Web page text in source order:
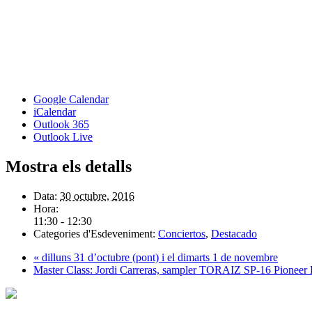
Google Calendar
iCalendar
Outlook 365
Outlook Live
Mostra els detalls
Data: 30 octubre, 2016
Hora:
11:30 - 12:30
Categories d'Esdeveniment: Conciertos, Destacado
« dilluns 31 d’octubre (pont) i el dimarts 1 de novembre
Master Class: Jordi Carreras, sampler TORAIZ SP-16